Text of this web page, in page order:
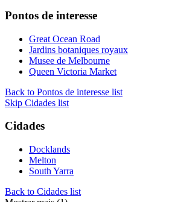
Pontos de interesse
Great Ocean Road
Jardins botaniques royaux
Musee de Melbourne
Queen Victoria Market
Back to Pontos de interesse list
Skip Cidades list
Cidades
Docklands
Melton
South Yarra
Back to Cidades list